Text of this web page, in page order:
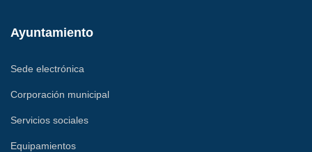
Ayuntamiento
Sede electrónica
Corporación municipal
Servicios sociales
Equipamientos